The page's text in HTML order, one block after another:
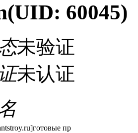
(UID: 60045)
未验证
未认证
пр